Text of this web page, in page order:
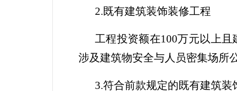
2.既有建筑装饰装修工程
工程投资额在100万元以上且
涉及建筑物安全与人员密集场所
3.符合前款规定的既有建筑装